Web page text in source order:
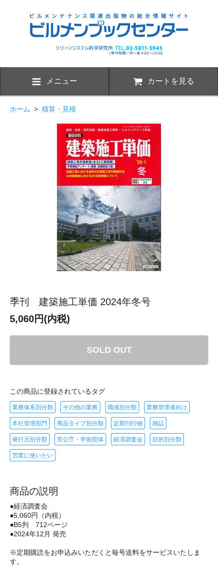
メニュー カートを見る
ホーム > 積算・見積
季刊 建築施工単価 2024年冬号
5,060円(内税)
SOLD OUT
この商品に登録されているタグ
業務体系別分類 その他の業務 職域別分類 業務管理者向け
本社管理部門 商品タイプ別分類 定期刊行物 雑誌
発行元別分類 官公庁・学術団体 経済調査会 目的別分類
営業に使いたい
商品の説明
●経済調査会
●5,060円（内税）
●B5判 712ページ
●2024年12月 発売
※定期購読をお申込みいただくと毎号送料をサービスいたしま
す。